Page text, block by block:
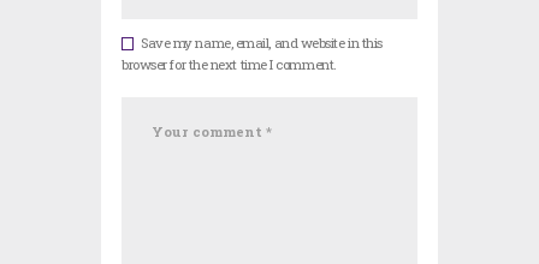
Save my name, email, and website in this
browser for the next time I comment.